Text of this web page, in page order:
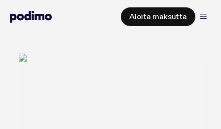
Aloita maksutta